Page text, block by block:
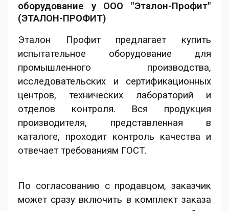
оборудование у ООО "Эталон-Профит"
(ЭТАЛОН-ПРОФИТ)
Эталон Профит предлагает купить
испытательное оборудование для
промышленного производства,
исследовательских и сертификационных
центров, технических лабораторий и
отделов контроля. Вся продукция
производителя, представленная в
каталоге, проходит контроль качества и
отвечает требованиям ГОСТ.
По согласованию с продавцом, заказчик
может сразу включить в комплект заказа